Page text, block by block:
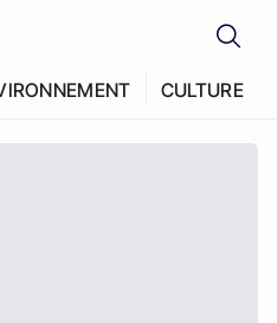
CULTURE